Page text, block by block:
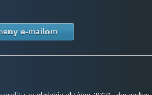
e-mailom